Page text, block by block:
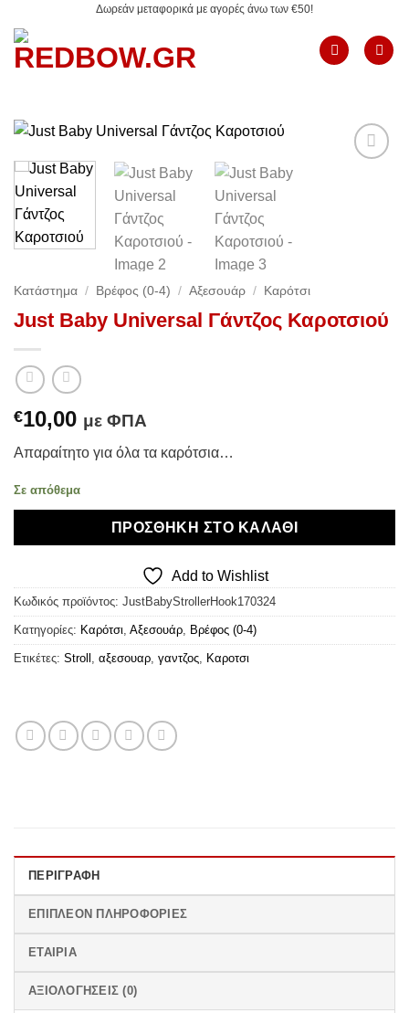
στο
περιεχόμενο
Δωρεάν μεταφορικά με αγορές άνω των €50!
Κατάστημα / Βρέφος (0-4) / Αξεσουάρ / Καρότσι
Just Baby Universal Γάντζος Καροτσιού
€10,00 με ΦΠΑ
Απαραίτητο για όλα τα καρότσια…
Σε απόθεμα
ΠΡΟΣΘΉΚΗ ΣΤΟ ΚΑΛΆΘΙ
Add to Wishlist
Κωδικός προϊόντος: JustBabyStrollerHook170324
Κατηγορίες: Καρότσι Αξεσουάρ Βρέφος (0-4)
Ετικέτες: Stroll αξεσουαρ γαντζος Καροτσι
ΠΕΡΙΓΡΑΦΉ
ΕΠΙΠΛΈΟΝ ΠΛΗΡΟΦΟΡΊΕΣ
ΕΤΑΙΡΊΑ
ΑΞΙΟΛΟΓΉΣΕΙΣ (0)